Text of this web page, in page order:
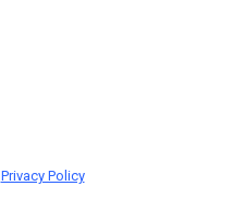
Privacy Policy